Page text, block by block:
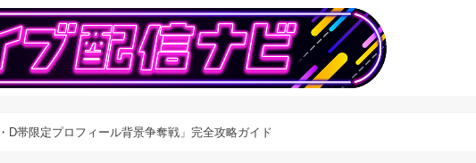
D帯限定プロフィール背景争奪戦」完全攻略ガイド